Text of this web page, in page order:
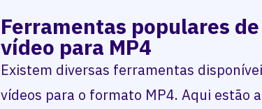
Ferramentas populares
vídeo para MP4
Existem diversas ferramentas
vídeos para o formato MP4. Aqui estão